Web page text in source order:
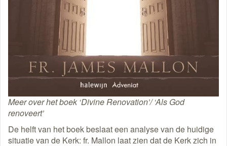
Meer over het boek ‘Divine Renovation’/ ‘Als God
renoveert’
De helft van het boek beslaat een analyse van de huidige
situatie van de Kerk: fr. Mallon laat zien dat de Kerk zich in